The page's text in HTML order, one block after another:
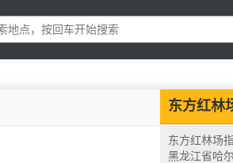
东方红林
东方红林场
黑龙江省哈